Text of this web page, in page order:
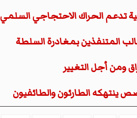
تدعم الحراك الاحتجاجي السلمي
المتنفذين بمغادرة السلطة
ومن أجل التغيير
ينتهكه الطارئون والطائفيون